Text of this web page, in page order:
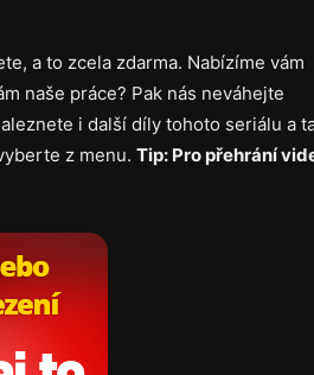
a to zcela zdarma. Nabízíme vám
naše práce? Pak nás neváhejte
i další díly tohoto seriálu a
z menu. Tip: Pro přehrání